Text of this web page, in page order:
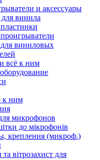
и аксессуары
винила
виниловых
всё к ним
к ним
микрофонов
до мікрофонів
крепления (микроф.)
вітрозахист для